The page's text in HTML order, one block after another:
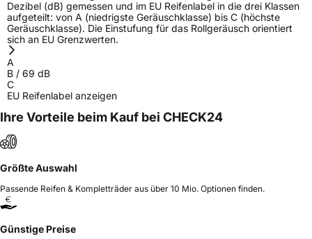
Dezibel (dB) gemessen und im EU Reifenlabel in die drei Klassen
aufgeteilt: von A (niedrigste Geräuschklasse) bis C (höchste
Geräuschklasse). Die Einstufung für das Rollgeräusch orientiert
sich an EU Grenzwerten.
A
B / 69 dB
C
EU Reifenlabel anzeigen
Ihre Vorteile beim Kauf bei CHECK24
Größte Auswahl
Passende Reifen & Kompletträder aus über 10 Mio. Optionen finden.
Günstige Preise